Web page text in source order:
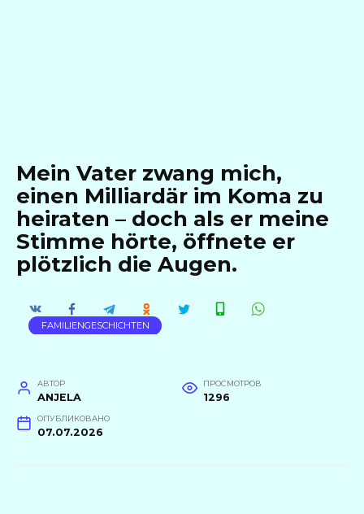
Mein Vater zwang mich,
einen Milliardär im Koma zu
heiraten – doch als er meine
Stimme hörte, öffnete er
plötzlich die Augen.
FAMILIENGESCHICHTEN
АВТОР
ANJELA
ПРОСМОТРОВ
1296
ОПУБЛИКОВАНО
07.07.2026